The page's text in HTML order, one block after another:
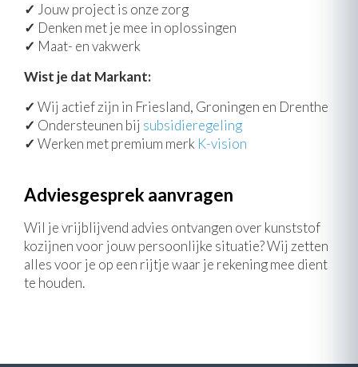
✓ Jouw project is onze zorg
✓ Denken met je mee in oplossingen
✓ Maat- en vakwerk
Wist je dat Markant:
✓ Wij actief zijn in Friesland, Groningen en Drenthe
✓ Ondersteunen bij subsidieregeling
✓ Werken met premium merk K-vision
Adviesgesprek aanvragen
Wil je vrijblijvend advies ontvangen over kunststof
kozijnen voor jouw persoonlijke situatie? Wij zetten
alles voor je op een rijtje waar je rekening mee dient
te houden.